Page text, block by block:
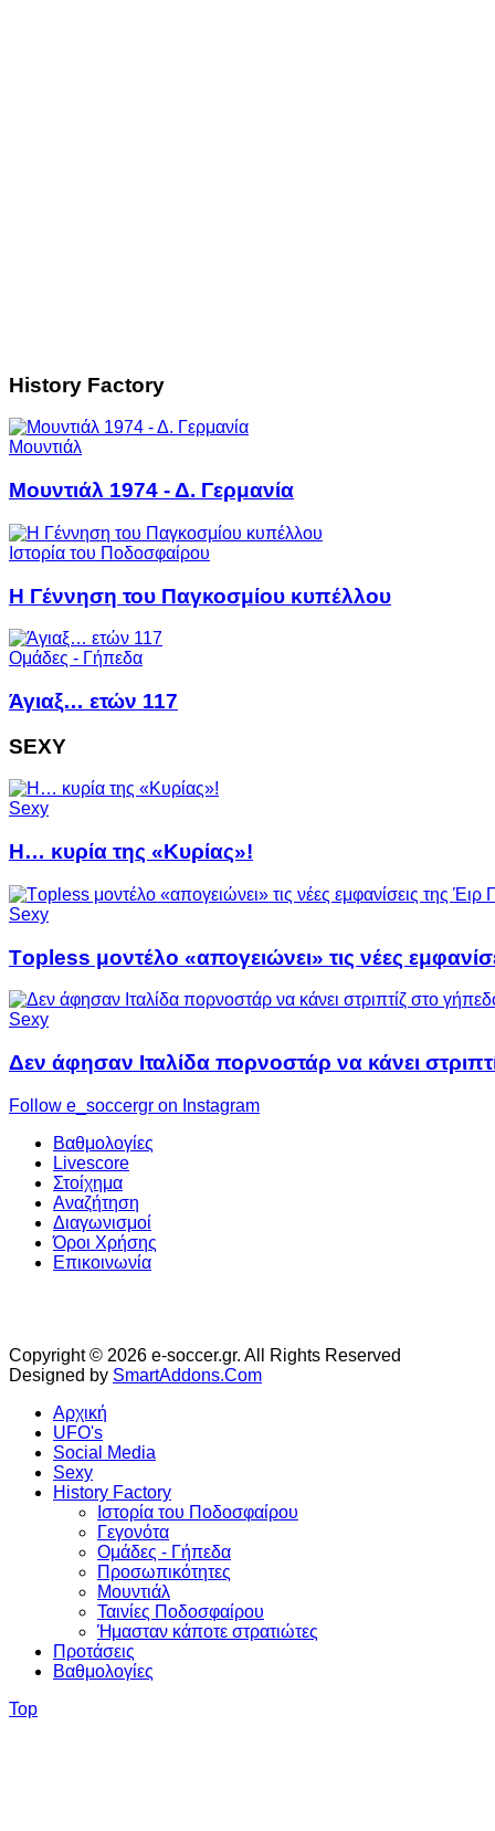
History Factory
Μουντιάλ
Μουντιάλ 1974 - Δ. Γερμανία
Ιστορία του Ποδοσφαίρου
Η Γέννηση του Παγκοσμίου κυπέλλου
Ομάδες - Γήπεδα
Άγιαξ… ετών 117
SEXY
Sexy
Η… κυρία της «Κυρίας»!
Sexy
Τopless μοντέλο «απογειώνει» τις νέες
Sexy
Δεν άφησαν Ιταλίδα πορνοστάρ να κάνει
Follow e_soccergr on Instagram
Βαθμολογίες
Livescore
Στοίχημα
Αναζήτηση
Διαγωνισμοί
Όροι Χρήσης
Επικοινωνία
Copyright © 2026 e-soccer.gr. All Rights Reserved
Designed by SmartAddons.Com
Αρχική
UFO's
Social Media
Sexy
History Factory
Ιστορία του Ποδοσφαίρου
Γεγονότα
Ομάδες - Γήπεδα
Προσωπικότητες
Μουντιάλ
Ταινίες Ποδοσφαίρου
Ήμασταν κάποτε στρατιώτες
Προτάσεις
Βαθμολογίες
Top